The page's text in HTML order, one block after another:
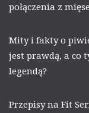
połączenia z
Mity i fakty o
jest prawdą, a co
legendą?
Przepisy na Fit